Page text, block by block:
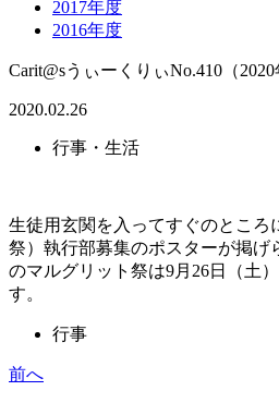
2017年度
2016年度
Carit@sうぃーくりぃNo.410（2020
2020.02.26
行事・生活
生徒用玄関を入ってすぐのところ
祭）執行部募集のポスターが掲げ
のマルグリット祭は9月26日（土
す。
行事
前へ